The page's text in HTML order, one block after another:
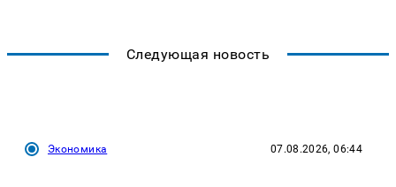
Следующая новость
Экономика 07.08.2026, 06:44